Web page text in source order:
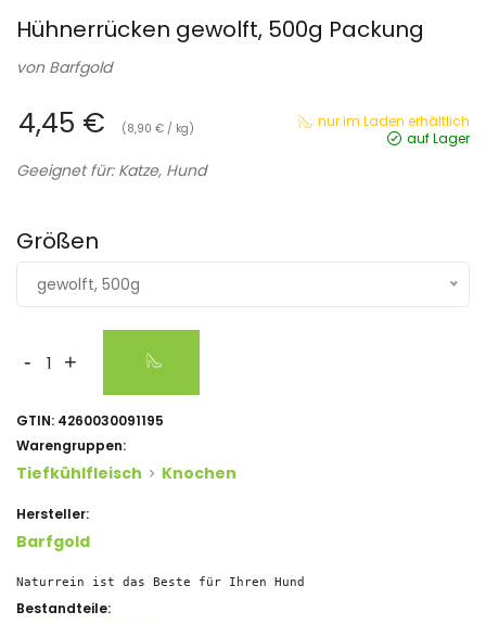
Hühnerrücken gewolft, 500g Packung
von Barfgold
4,45 € (8,90 € / kg)
nur im Laden erhältlich
auf Lager
Geeignet für: Katze, Hund
Größen
gewolft, 500g
- +
GTIN: 4260030091195
Warengruppen:
Tiefkühlfleisch Knochen
Hersteller:
Barfgold
Naturrein ist das Beste für Ihren Hund
Bestandteile: